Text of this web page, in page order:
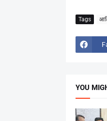
Tags
YOU